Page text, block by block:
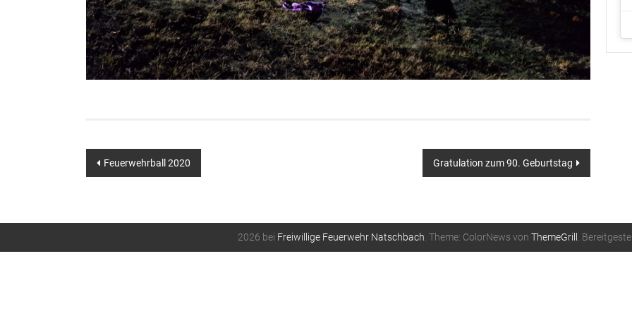
Beitragsnavigation
Feuerwehrball 2020 Gratulation zum 90. Geburtstag
2026 bei Freiwillige Feuerwehr Natschbach. Theme: ColorNews von ThemeGrill .